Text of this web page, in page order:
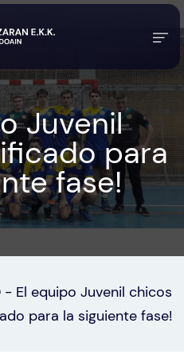
Juvenil
para
fase!
- El equipo Juvenil chicos
para la siguiente fase!